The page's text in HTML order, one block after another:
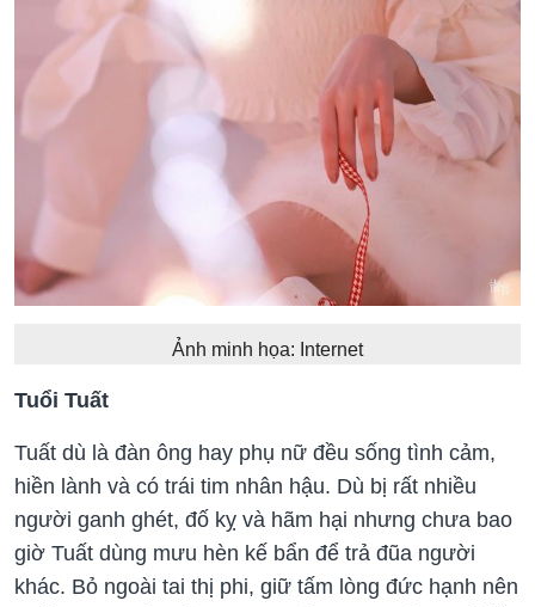
Ảnh minh họa: Internet
Tuổi Tuất
Tuất dù là đàn ông hay phụ nữ đều sống tình cảm,
hiền lành và có trái tim nhân hậu. Dù bị rất nhiều
người ganh ghét, đố kỵ và hãm hại nhưng chưa bao
giờ Tuất dùng mưu hèn kế bẩn để trả đũa người
khác. Bỏ ngoài tai thị phi, giữ tấm lòng đức hạnh nên